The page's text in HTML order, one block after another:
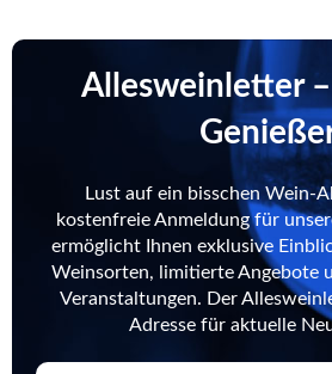
Allesweinletter
Lust auf ein bisschen Wein-
kostenfreie Anmeldung für
ermöglicht Ihnen exklusive
Weinsorten, limitierte Angebote
Veranstaltungen. Der
Adresse für aktuelle